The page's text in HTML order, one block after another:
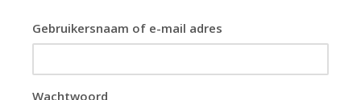
Gebruikersnaam of e-mail adres
Wachtwoord